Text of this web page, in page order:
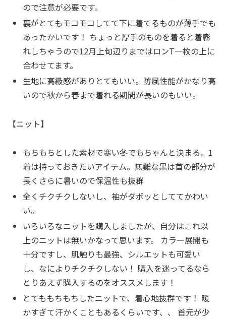
ので注意が必要です。
裏がとてもモコモコしてて下に着てるものが薄手でも
あったかいです！ ちょっと厚手のものを着ると着膨
れしちゃうので12月上旬辺りまではロンT一枚の上に
合わせてます。
生地に高級感がありとてもいい。防風性能がかなり高
いので秋から春まで着れる期間が長いのもいい。
【ニット】
もちもちとした素材で寒い冬でもちゃんと決まる。1
着は持っておきたいアイテム。無難な黒は首の部分が
長くさらに暑いので保温性も抜群
全くチクチクしないし、袖がダボッとしててかわい
い。
いろいろなニットを購入しましたが、自分はこれ以
上のニットは無いかなって思います。 カラー展開も
十分ですし、肌触りも最強、シルエットも可愛い
し、なによりチクチクしない！ 購入を迷ってるなら
とりあえず購入するのをオススメします！
とてももちもちしたニットで、着心地抜群です！ 暖
かすぎて汗かくこともあるくらいです、、 首元が少